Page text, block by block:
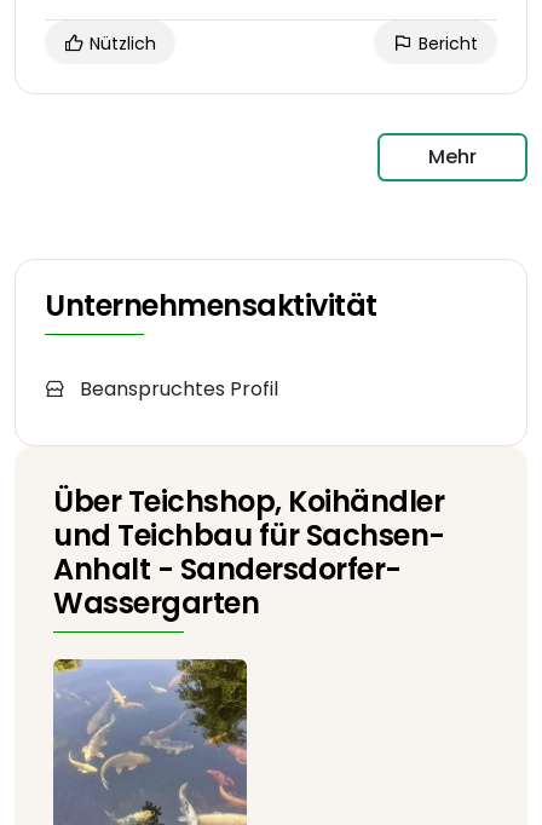
Nützlich Bericht
Mehr
Unternehmensaktivität
Beanspruchtes Profil
Über Teichshop, Koihändler
und Teichbau für Sachsen-
Anhalt - Sandersdorfer-
Wassergarten